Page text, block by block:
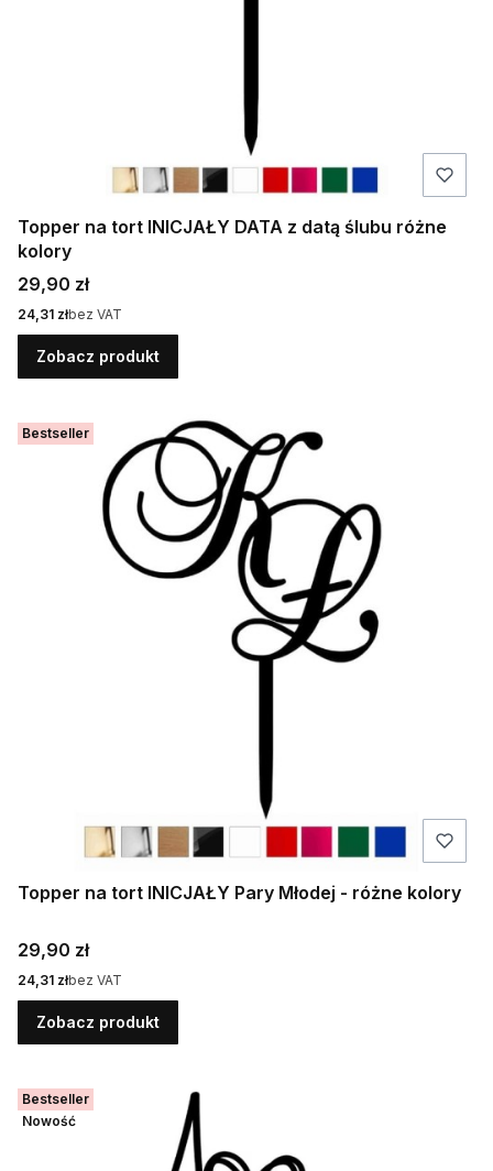
Topper na tort INICJAŁY DATA z datą ślubu różne
kolory
Cena
29,90 zł
Cena
24,31 złbez VAT
Zobacz produkt
Bestseller
Topper na tort INICJAŁY Pary Młodej - różne kolory
Cena
29,90 zł
Cena
24,31 złbez VAT
Zobacz produkt
Bestseller
Nowość